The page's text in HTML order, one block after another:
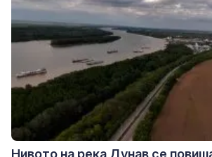
Нивото на река Дунав се